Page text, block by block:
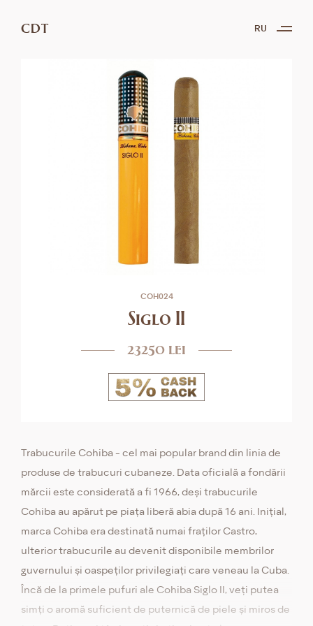
CDT RU
COH024
Siglo II
23250 lei
Trabucurile Cohiba - cel mai popular brand din linia de
produse de trabucuri cubaneze. Data oficială a fondării
mărcii este considerată a fi 1966, deși trabucurile
Cohiba au apărut pe piața liberă abia după 16 ani. Inițial,
marca Cohiba era destinată numai fraților Castro,
ulterior trabucurile au devenit disponibile membrilor
guvernului și oaspeților privilegiați care veneau la Cuba.
Încă de la primele pufuri ale Cohiba Siglo II, veți putea
simți o aromă suficient de puternică de piele și miros de